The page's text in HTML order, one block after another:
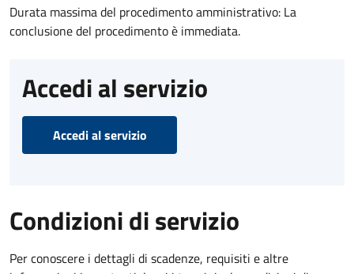
Durata massima del procedimento amministrativo: La
conclusione del procedimento è immediata.
Accedi al servizio
Accedi al servizio
Condizioni di servizio
Per conoscere i dettagli di scadenze, requisiti e altre